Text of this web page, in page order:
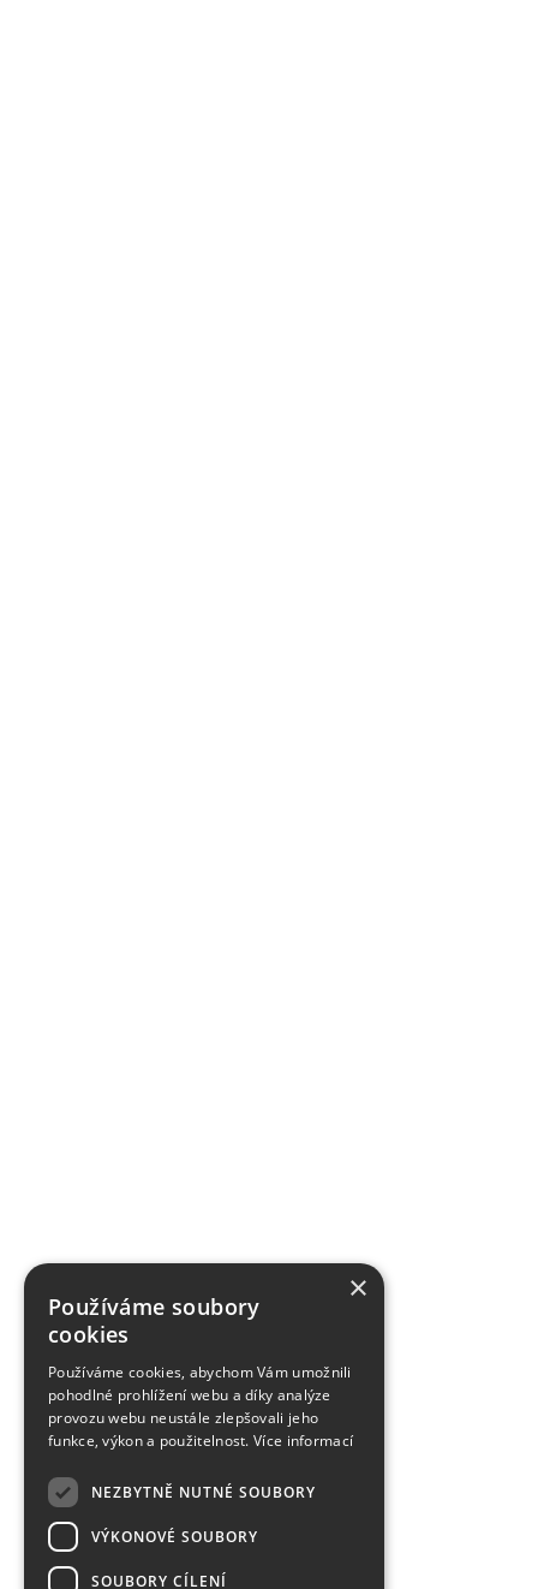
×
Používáme soubory
cookies
Používáme cookies, abychom Vám umožnili
pohodlné prohlížení webu a díky analýze
provozu webu neustále zlepšovali jeho
funkce, výkon a použitelnost.Více informací
NEZBYTNĚ NUTNÉ SOUBORY
VÝKONOVÉ SOUBORY
SOUBORY CÍLENÍ